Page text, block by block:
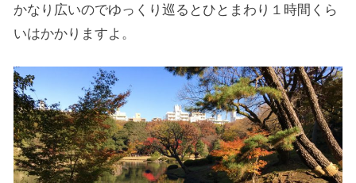
かなり広いのでゆっくり巡るとひとまわり１時間くら
いはかかりますよ。